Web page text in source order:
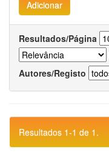
Resultados/Página
Autores/Registo
Resultados 1-1 de 1.